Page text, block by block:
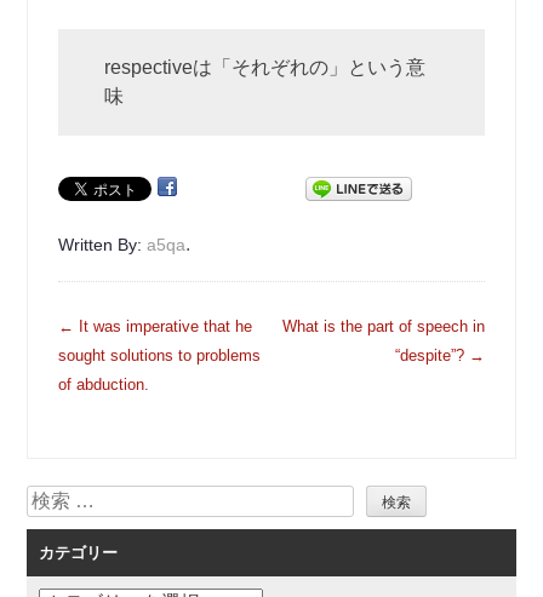
respectiveは「それぞれの」という意
味
Written By:a5qa.
投
稿
ナ
シ
ョ
ン
←
It was imperative that he
sought solutions to problems
of abduction.
What is the part of speech in
“despite”? →
検
索
カテゴリー